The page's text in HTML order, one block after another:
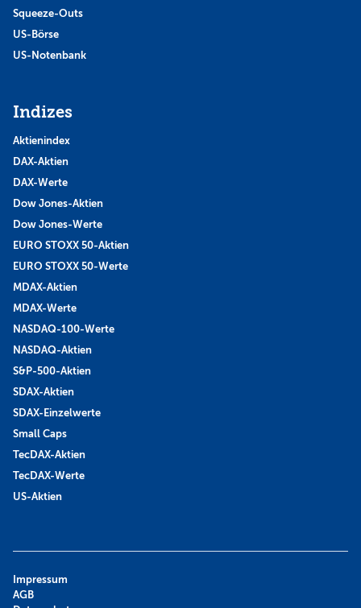
Squeeze-Outs
US-Börse
US-Notenbank
Indizes
Aktienindex
DAX-Aktien
DAX-Werte
Dow Jones-Aktien
Dow Jones-Werte
EURO STOXX 50-Aktien
EURO STOXX 50-Werte
MDAX-Aktien
MDAX-Werte
NASDAQ-100-Werte
NASDAQ-Aktien
S&P-500-Aktien
SDAX-Aktien
SDAX-Einzelwerte
Small Caps
TecDAX-Aktien
TecDAX-Werte
US-Aktien
Impressum
AGB